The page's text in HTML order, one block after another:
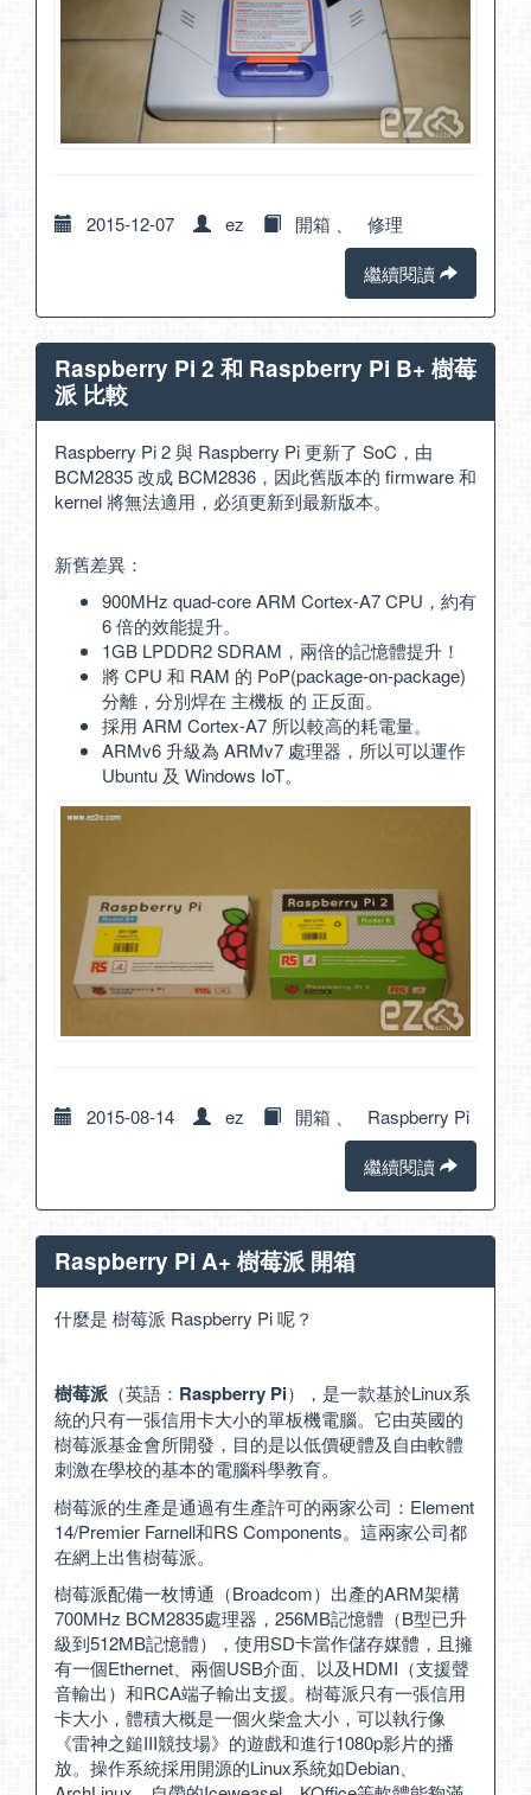
2015-12-07 ez 開箱 、 修理
繼續閱讀
Raspberry Pi 2 和 Raspberry Pi B+ 樹莓
派 比較
Raspberry Pi 2 與 Raspberry Pi 更新了 SoC，由
BCM2835 改成 BCM2836，因此舊版本的 firmware 和
kernel 將無法適用，必須更新到最新版本。
新舊差異：
900MHz quad-core ARM Cortex-A7 CPU，約有
6 倍的效能提升。
1GB LPDDR2 SDRAM，兩倍的記憶體提升！
將 CPU 和 RAM 的 PoP(package-on-package)
分離，分別焊在 主機板 的 正反面。
採用 ARM Cortex-A7 所以較高的耗電量。
ARMv6 升級為 ARMv7 處理器，所以可以運作
Ubuntu 及 Windows IoT。
2015-08-14 ez 開箱
Raspberry Pi
繼續閱讀
Raspberry Pi A+ 樹莓派 開箱
什麼是 樹莓派 Raspberry Pi 呢？
樹莓派 （英語： Raspberry Pi），是一款基於Linux系
統的只有一張信用卡大小的單板機電腦。它由英國的
樹莓派基金會所開發，目的是以低價硬體及自由軟體
刺激在學校的基本的電腦科學教育。
樹莓派的生產是通過有生產許可的兩家公司：Element
14/Premier Farnell和RS Components。這兩家公司都
在網上出售樹莓派。
樹莓派配備一枚博通（Broadcom）出產的ARM架構
700MHz BCM2835處理器，256MB記憶體（B型已升
級到512MB記憶體），使用SD卡當作儲存媒體，且擁
有一個Ethernet、兩個USB介面、以及HDMI（支援聲
音輸出）和RCA端子輸出支援。樹莓派只有一張信用
卡大小，體積大概是一個火柴盒大小，可以執行像
《雷神之鎚III競技場》的遊戲和進行1080p影片的播
放。操作系統採用開源的Linux系統如Debian、